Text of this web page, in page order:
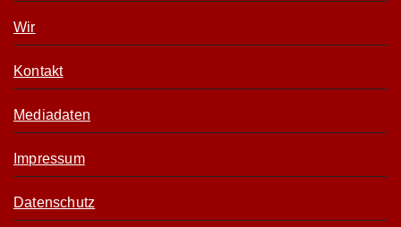
Wir
Kontakt
Mediadaten
Impressum
Datenschutz